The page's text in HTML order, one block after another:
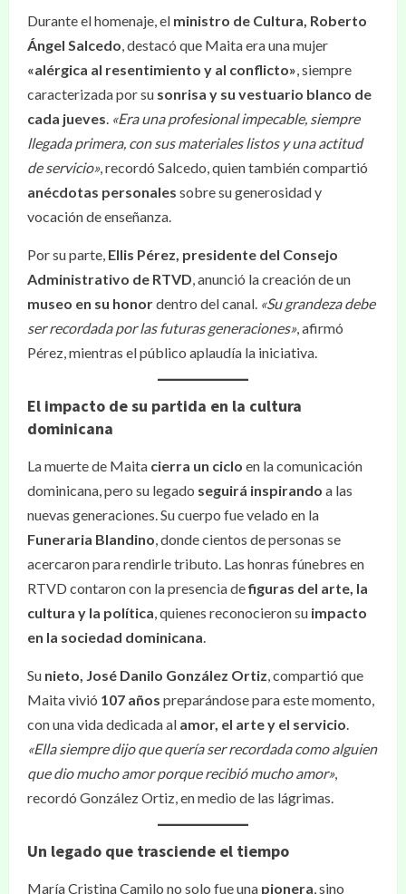
Durante el homenaje, el ministro de Cultura, Roberto
Ángel Salcedo, destacó que Maita era una mujer
«alérgica al resentimiento y al conflicto», siempre
caracterizada por su sonrisa y su vestuario blanco de
cada jueves. «Era una profesional impecable, siempre
llegada primera, con sus materiales listos y una actitud
de servicio», recordó Salcedo, quien también compartió
anécdotas personales sobre su generosidad y
vocación de enseñanza.
Por su parte, Ellis Pérez, presidente del Consejo
Administrativo de RTVD, anunció la creación de un
museo en su honordentro del canal. «Su grandeza debe
ser recordada por las futuras generaciones», afirmó
Pérez, mientras el público aplaudía la iniciativa.
El impacto de su partida en la cultura
dominicana
La muerte de Maita cierra un ciclo en la comunicación
dominicana, pero su legado seguirá inspirando a las
nuevas generaciones. Su cuerpo fue velado en la
Funeraria Blandino, donde cientos de personas se
acercaron para rendirle tributo. Las honras fúnebres en
RTVD contaron con la presencia defiguras del arte, la
cultura y la política, quienes reconocieron su impacto
en la sociedad dominicana.
Su nieto, José Danilo González Ortiz, compartió que
Maita vivió 107 años preparándose para este momento,
con una vida dedicada al amor, el arte y el servicio.
«Ella siempre dijo que quería ser recordada como alguien
que dio mucho amor porque recibió mucho amor»,
recordó González Ortiz, en medio de las lágrimas.
Un legado que trasciende el tiempo
María Cristina Camilo no solo fue una pionera, sino